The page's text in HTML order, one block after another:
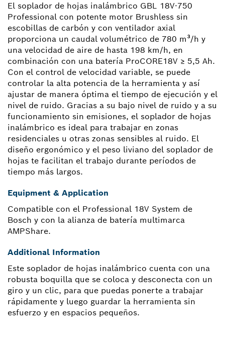
El soplador de hojas inalámbrico GBL 18V-750
Professional con potente motor Brushless sin
escobillas de carbón y con ventilador axial
proporciona un caudal volumétrico de 780 m³/h y
una velocidad de aire de hasta 198 km/h, en
combinación con una batería ProCORE18V ≥ 5,5 Ah.
Con el control de velocidad variable, se puede
controlar la alta potencia de la herramienta y así
ajustar de manera óptima el tiempo de ejecución y el
nivel de ruido. Gracias a su bajo nivel de ruido y a su
funcionamiento sin emisiones, el soplador de hojas
inalámbrico es ideal para trabajar en zonas
residenciales u otras zonas sensibles al ruido. El
diseño ergonómico y el peso liviano del soplador de
hojas te facilitan el trabajo durante períodos de
tiempo más largos.
Equipment & Application
Compatible con el Professional 18V System de
Bosch y con la alianza de batería multimarca
AMPShare.
Additional Information
Este soplador de hojas inalámbrico cuenta con una
robusta boquilla que se coloca y desconecta con un
giro y un clic, para que puedas ponerte a trabajar
rápidamente y luego guardar la herramienta sin
esfuerzo y en espacios pequeños.